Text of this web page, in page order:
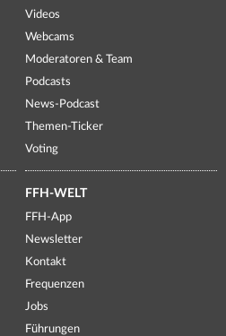
Videos
Webcams
Moderatoren & Team
Podcasts
News-Podcast
Themen-Ticker
Voting
FFH-WELT
FFH-App
Newsletter
Kontakt
Frequenzen
Jobs
Führungen